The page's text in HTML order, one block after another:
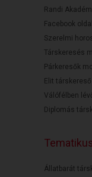
Randi
Facebook
Szerelmi
Társkeresés
Párkeresők
Elit társkereső
Válófélben
Diplomás
Állatbarát